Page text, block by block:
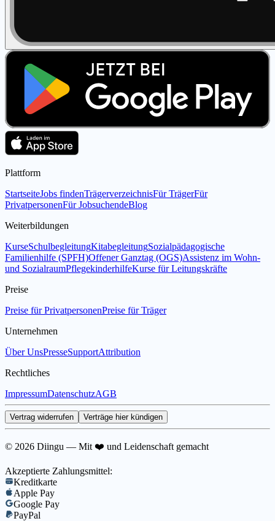
Plattform
StartseiteJobs findenTrägerverzeichnisFür TrägerFür
PrivatpersonenFür JobsuchendeBlog
Weiterbildungen
KurseSchulbegleitungKitabegleitungSozialpädagogische
Familienhilfe (SPFH)Offener Ganztag (OGS)Assistenz im Wohn-
und SozialraumPflegekinderhilfeKurse für Leitungskräfte
Preise
Preise für PrivatpersonenPreise für Träger
Unternehmen
Über UnsPresseSupportAttribution
Rechtliches
ImpressumDatenschutzAGB
Vertrag widerrufen Verträge hier kündigen
© 2026 Diingu — Mit ❤️ und Leidenschaft gemacht
Akzeptierte Zahlungsmittel:
Kreditkarte
Apple Pay
Google Pay
PayPal